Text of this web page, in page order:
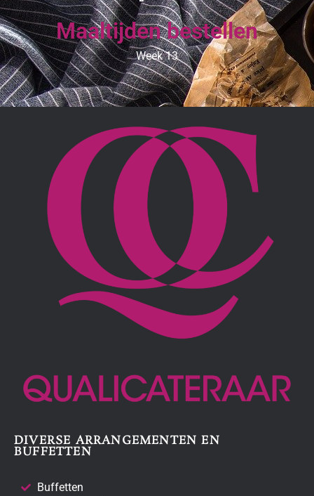
Maaltijden bestellen
Week 13
DIVERSE ARRANGEMENTEN EN
BUFFETTEN
Buffetten